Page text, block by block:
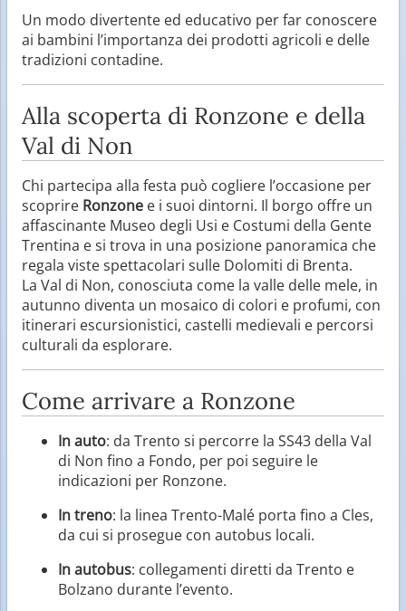
Un modo divertente ed educativo per far conoscere
ai bambini l’importanza dei prodotti agricoli e delle
tradizioni contadine.
Alla scoperta di Ronzone e della
Val di Non
Chi partecipa alla festa può cogliere l’occasione per
scoprire Ronzone e i suoi dintorni. Il borgo offre un
affascinante Museo degli Usi e Costumi della Gente
Trentina e si trova in una posizione panoramica che
regala viste spettacolari sulle Dolomiti di Brenta.
La Val di Non, conosciuta come la valle delle mele, in
autunno diventa un mosaico di colori e profumi, con
itinerari escursionistici, castelli medievali e percorsi
culturali da esplorare.
Come arrivare a Ronzone
In auto: da Trento si percorre la SS43 della Val
di Non fino a Fondo, per poi seguire le
indicazioni per Ronzone.
In treno: la linea Trento-Malé porta fino a Cles,
da cui si prosegue con autobus locali.
In autobus: collegamenti diretti da Trento e
Bolzano durante l’evento.